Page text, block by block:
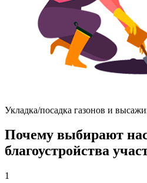
Укладка/посадка газонов и
Почему выбирают
благоустройства
1